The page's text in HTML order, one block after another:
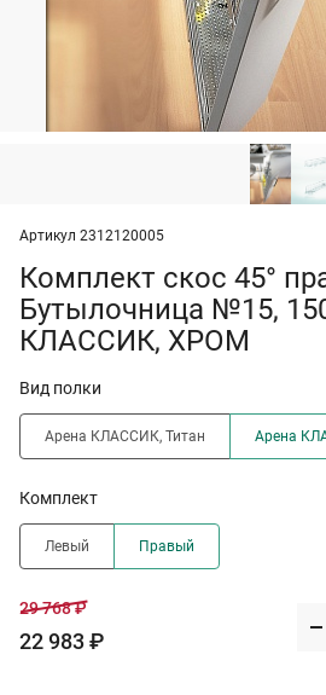
Артикул 2312120005
Комплект скос 45°
Бутылочница №15,
КЛАССИК, ХРОМ
Вид полки
Арена КЛАССИК, Титан Арена
Комплект
Левый Правый
29 768 ₽
22 983 ₽